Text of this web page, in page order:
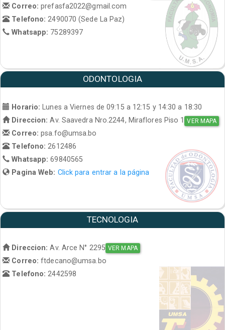
Correo:prefasfa2022@gmail.com
Telefono: 2490070 (Sede La Paz)
Whatsapp: 75289397
ODONTOLOGIA
Horario: Lunes a Viernes de 09:15 a 12:15 y 14:30 a 18:30
Direccion: Av. Saavedra Nro.2244, Miraflores Piso 1 VER MAPA
Correo:psa.fo@umsa.bo
Telefono:2612486
Whatsapp:69840565
Pagina Web: Click para entrar a la página
TECNOLOGIA
Direccion: Av. Arce N° 2295 VER MAPA
Correo:ftdecano@umsa.bo
Telefono: 2442598